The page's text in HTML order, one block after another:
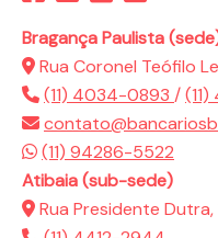
Bragança Paulista
Rua Coronel Teófilo
(11) 4034-0893 /
(11) 94286-5522
Atibaia (sub-sede)
Rua Presidente Dutra,